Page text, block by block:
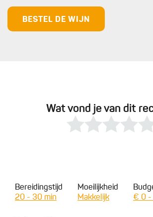
BESTEL DE WIJN
Wat vond je van dit
Bereidingstijd
20 - 30 min
Moeilijkheid
Makkelijk
€ 0 -